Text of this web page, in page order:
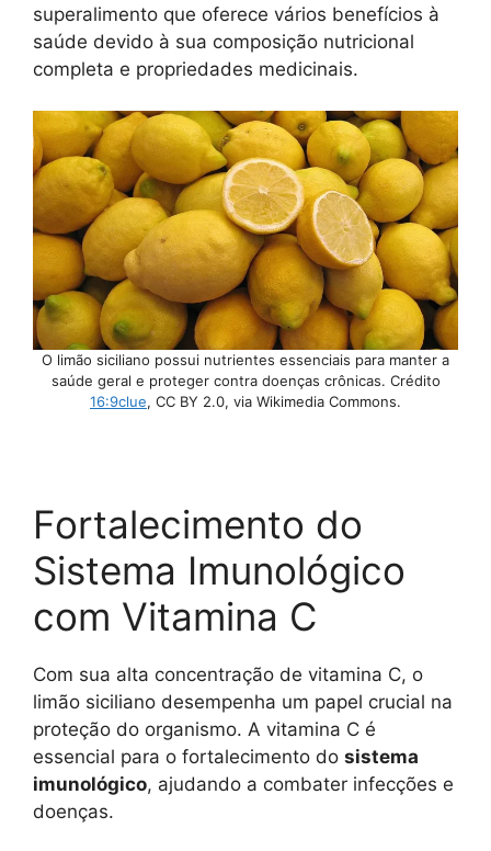
superalimento que oferece vários benefícios à
saúde devido à sua composição nutricional
completa e propriedades medicinais.
O limão siciliano possui nutrientes essenciais para manter a
saúde geral e proteger contra doenças crônicas. Crédito
16:9clue, CC BY 2.0, via Wikimedia Commons.
Fortalecimento do
Sistema Imunológico
com Vitamina C
Com sua alta concentração de vitamina C, o
limão siciliano desempenha um papel crucial na
proteção do organismo. A vitamina C é
essencial para o fortalecimento do sistema
imunológico, ajudando a combater infecções e
doenças.